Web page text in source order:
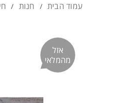
עמוד הבית / חנות /
אזל
מהמלאי